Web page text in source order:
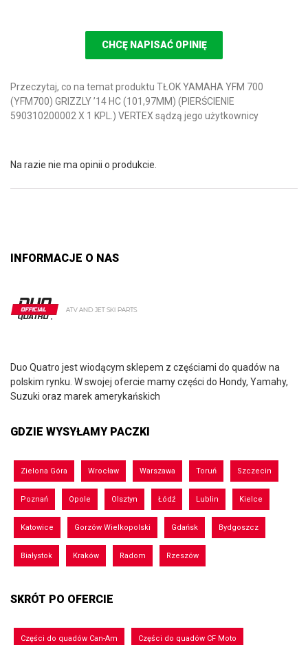
CHCĘ NAPISAĆ OPINIĘ
Przeczytaj, co na temat produktu TŁOK YAMAHA YFM 700
(YFM700) GRIZZLY ’14 HC (101,97MM) (PIERŚCIENIE
590310200002 X 1 KPL.) VERTEX sądzą jego użytkownicy
Na razie nie ma opinii o produkcie.
INFORMACJE O NAS
Duo Quatro jest wiodącym sklepem z częściami do quadów na
polskim rynku. W swojej ofercie mamy części do Hondy, Yamahy,
Suzuki oraz marek amerykańskich
GDZIE WYSYŁAMY PACZKI
Zielona Góra Wrocław Warszawa Toruń Szczecin
Poznań Opole Olsztyn Łódź Lublin Kielce
Katowice Gorzów Wielkopolski Gdańsk Bydgoszcz
Białystok Kraków Radom Rzeszów
SKRÓT PO OFERCIE
Części do quadów Can-Am Części do quadów CF Moto